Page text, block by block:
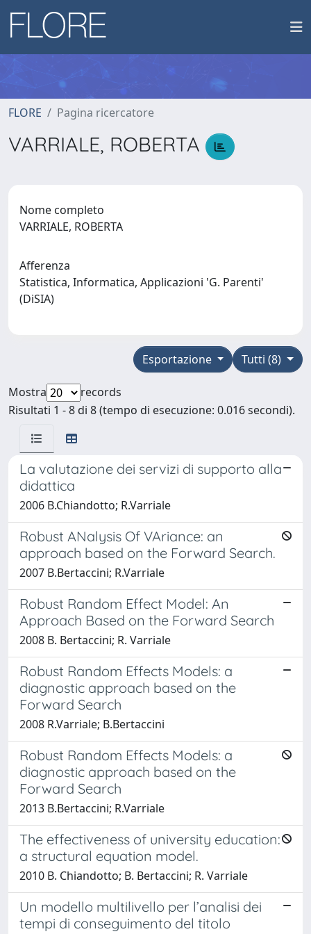
FLORE Pagina ricercatore
VARRIALE, ROBERTA
Nome completo
VARRIALE, ROBERTA
Afferenza
Statistica, Informatica, Applicazioni 'G. Parenti'
(DiSIA)
Tutti (8)
Esportazione
Mostra
records
Risultati 1 - 8 di 8 (tempo di esecuzione: 0.016 secondi).
La valutazione dei servizi di supporto alla
didattica
2006 B.Chiandotto; R.Varriale
Robust ANalysis Of VAriance: an
approach based on the Forward Search.
2007 B.Bertaccini; R.Varriale
Robust Random Effect Model: An
Approach Based on the Forward Search
2008 B. Bertaccini; R. Varriale
Robust Random Effects Models: a
diagnostic approach based on the
Forward Search
2008 R.Varriale; B.Bertaccini
Robust Random Effects Models: a
diagnostic approach based on the
Forward Search
2013 B.Bertaccini; R.Varriale
The effectiveness of university education:
a structural equation model.
2010 B. Chiandotto; B. Bertaccini; R. Varriale
Un modello multilivello per l’analisi dei
tempi di conseguimento del titolo